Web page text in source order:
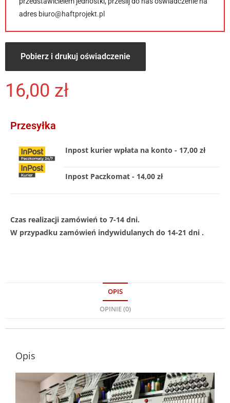
adres biuro@haftprojekt.pl
Pobierz i drukuj oświadczenie
16,00 zł
Przesyłka
Inpost kurier wpłata na konto - 17,00 zł
Inpost Paczkomat - 14,00 zł
Czas realizacji zamówień to 7-14 dni.
W przypadku zamówień indywidulanych do 14-21 dni .
OPIS
OPINIE (0)
Opis